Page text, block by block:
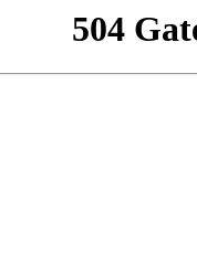
504